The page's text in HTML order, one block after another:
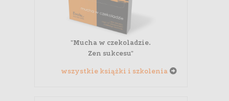
"Mucha w czekoladzie.
Zen sukcesu"
wszystkie książki i szkolenia